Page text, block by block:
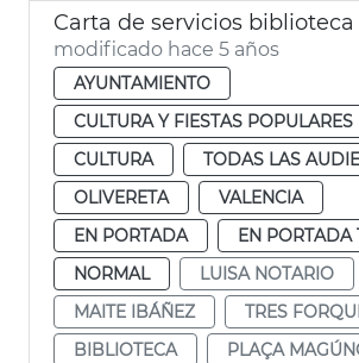
modificado hace 5 años
AYUNTAMIENTO
CULTURA Y FIESTAS POPULARES
CULTURA
TODAS LAS
OLIVERETA
VALENCIA
EN PORTADA
EN PORTADA
NORMAL
LUISA NOTARIO
MAITE IBÁÑEZ
TRES
BIBLIOTECA
PLAÇA